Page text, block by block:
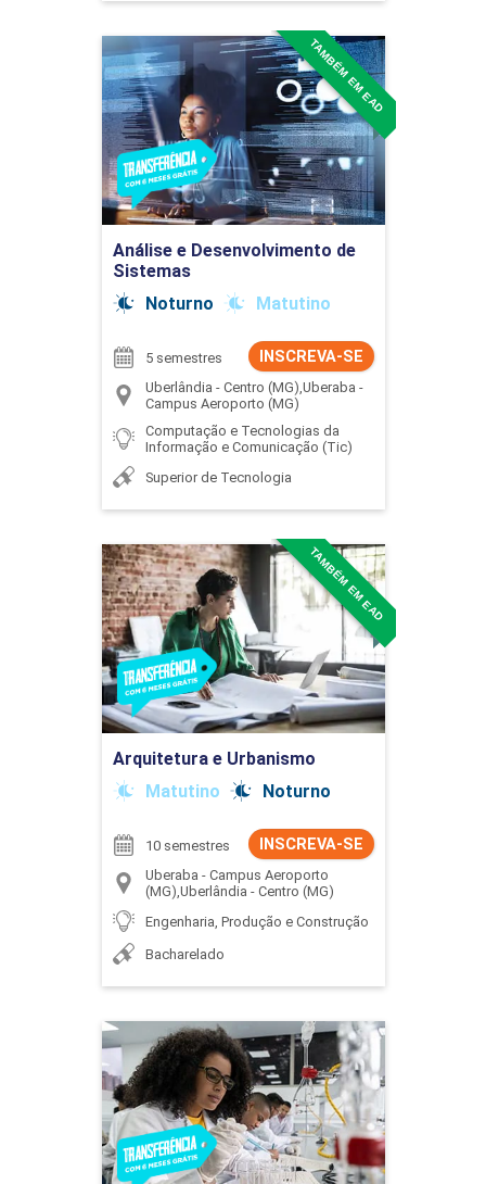
Análise e Desenvolvimento de
Sistemas
Noturno
Matutino
TAMBÉM EM EAD
INSCREVA-SE
5 semestres
Uberlândia - Centro (MG),Uberaba -
Campus Aeroporto (MG)
Computação e Tecnologias da
Informação e Comunicação (Tic)
Superior de Tecnologia
Análise e Desenvolvimento
de Sistemas
Detalhes do curso
Ir para Inscrição
Arquitetura e Urbanismo
Matutino
Noturno
TAMBÉM EM EAD
INSCREVA-SE
10 semestres
Uberaba - Campus Aeroporto
(MG),Uberlândia - Centro (MG)
Engenharia, Produção e Construção
Bacharelado
Arquitetura e Urbanismo
Detalhes do curso
Ir para Inscrição
Biomedicina
Detalhes do curso
Ir para Inscrição